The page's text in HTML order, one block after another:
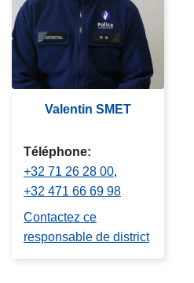
Valentin SMET
Téléphone
+32 71 26 28 00
+32 471 66 69 98
Contactez ce
responsable de district